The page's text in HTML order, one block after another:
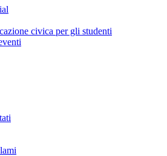
civica per gli studenti